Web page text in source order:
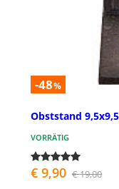
-48%
Obststand
VORRÄTIG
€ 9,90 € 19,00